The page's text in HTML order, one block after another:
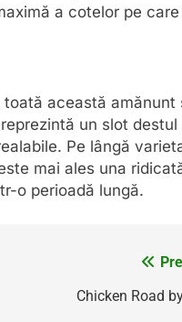
a cotelor pe
această amănunt
un slot
Pe lângă
mai ales una
o perioadă lungă.
Chicken Road